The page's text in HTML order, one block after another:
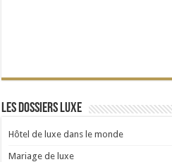
Les dossiers Luxe
Hôtel de luxe dans le monde
Mariage de luxe